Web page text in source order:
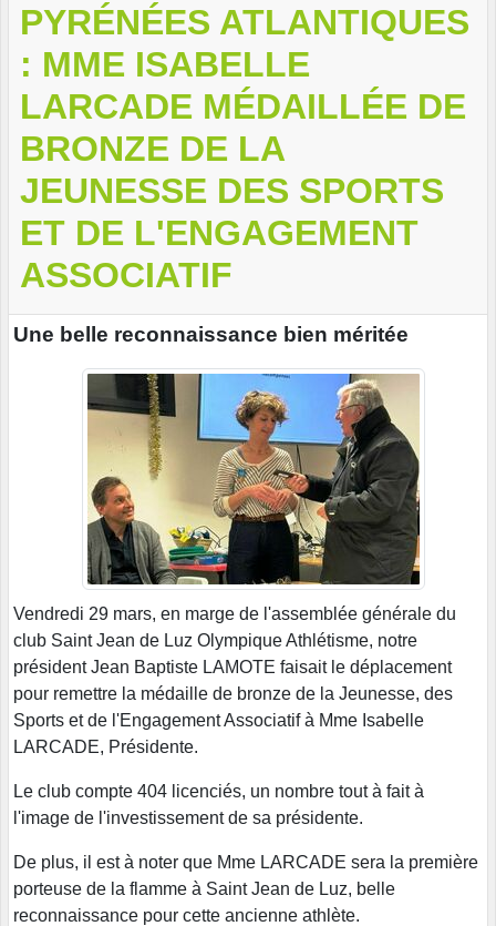
PYRÉNÉES ATLANTIQUES
: MME ISABELLE
LARCADE MÉDAILLÉE DE
BRONZE DE LA
JEUNESSE DES SPORTS
ET DE L'ENGAGEMENT
ASSOCIATIF
Une belle reconnaissance bien méritée
Vendredi 29 mars, en marge de l'assemblée générale du
club Saint Jean de Luz Olympique Athlétisme, notre
président Jean Baptiste LAMOTE faisait le déplacement
pour remettre la médaille de bronze de la Jeunesse, des
Sports et de l'Engagement Associatif à Mme Isabelle
LARCADE, Présidente.
Le club compte 404 licenciés, un nombre tout à fait à
l'image de l'investissement de sa présidente.
De plus, il est à noter que Mme LARCADE sera la première
porteuse de la flamme à Saint Jean de Luz, belle
reconnaissance pour cette ancienne athlète.